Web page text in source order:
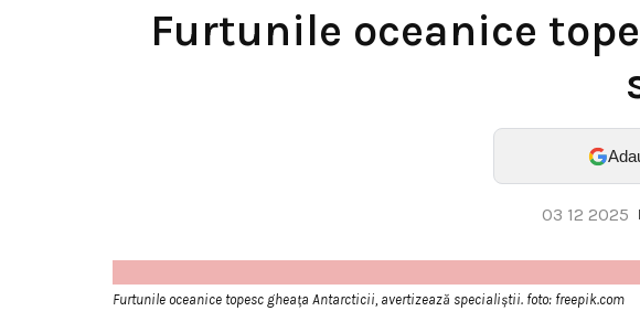
Furtunile oceanice
03 12 2025
Furtunile oceanice topesc gheața Antarcticii, avertizează specialiștii. foto: freepik.com